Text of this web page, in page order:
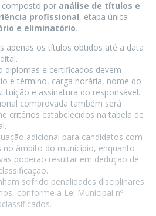
composto por análise de títulos e
profissional, etapa única
e eliminatório.
apenas os títulos obtidos até a data
diplomas e certificados devem
e término, carga horária, nome do
e assinatura do responsável.
comprovada também será
critérios estabelecidos na tabela de
adicional para candidatos com
no âmbito do município, enquanto
poderão resultar em dedução de
sofrido penalidades disciplinares
conforme a Lei Municipal nº